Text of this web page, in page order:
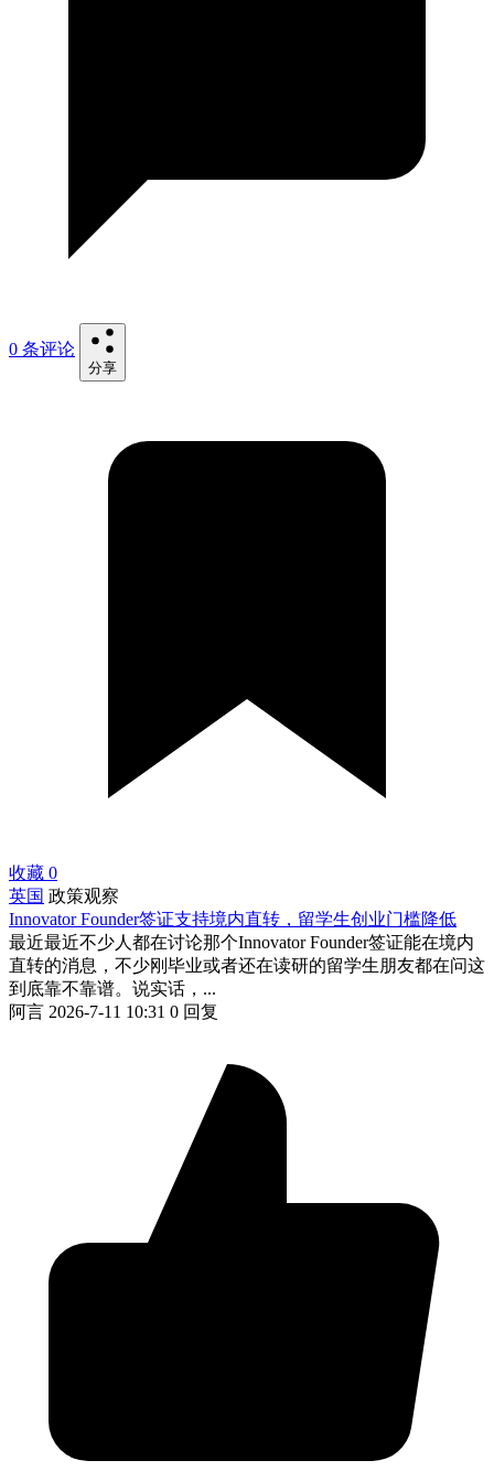
0 条评论
分享
收藏 0
英国 政策观察
Innovator Founder签证支持境内直转，留学生创业门槛降低
最近最近不少人都在讨论那个Innovator Founder签证能在境内
直转的消息，不少刚毕业或者还在读研的留学生朋友都在问这
到底靠不靠谱。说实话，...
阿言 2026-7-11 10:31 0 回复